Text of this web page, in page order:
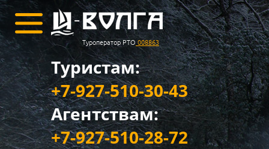
Туроператор РТО 008863
Туристам:
+7-927-510-30-43
Агентствам:
+7-927-510-28-72